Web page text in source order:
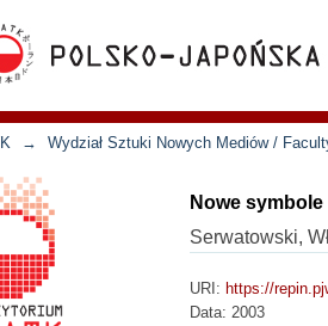
→ Wydział Sztuki Nowych Mediów /
Nowe
Serwatowski,
URI: https://
Data: 2003